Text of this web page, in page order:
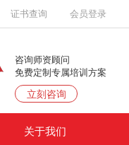
证书查询 会员登录
咨询师资顾问
免费定制专属培训方案
立刻咨询
关于我们